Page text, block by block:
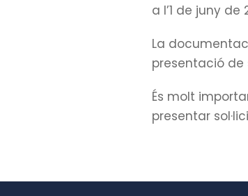
a l’1 de juny de
La
presentació de
És molt
presentar